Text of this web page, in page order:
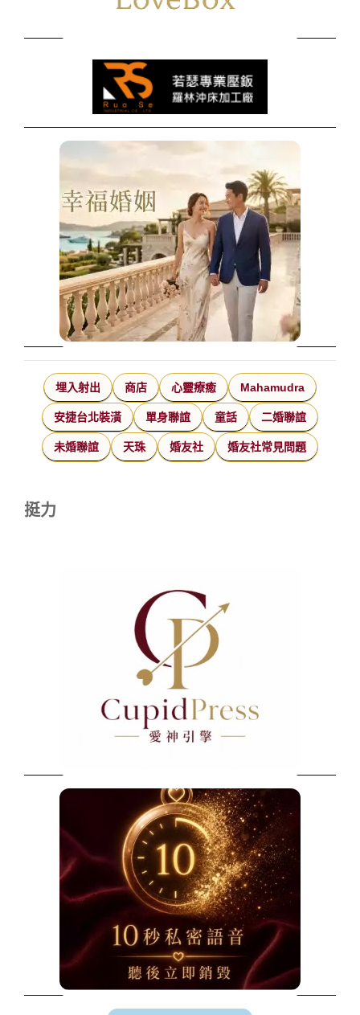
埋入射出 商店 心靈療癒 Mahamudra
安捷台北裝潢 單身聯誼 童話 二婚聯誼
未婚聯誼 天珠 婚友社 婚友社常見問題
挺力